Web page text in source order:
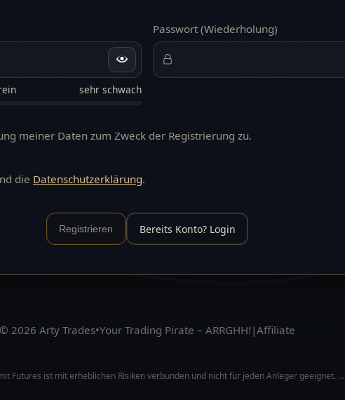
sehr schwach
Passwort (Wiederholung)
meiner Daten zum Zweck der Registrierung zu.
die Datenschutzerklärung.
Registrieren Bereits Konto? Login
© 2026 Arty Trades•Your Trading Pirate – ARRGHH! |Affiliate
Futures ist mit erheblichen Risiken verbunden und nicht für jeden Anleger geeignet. …